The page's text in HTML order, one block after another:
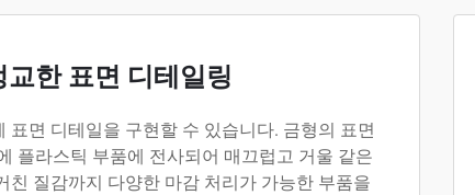
교한 표면 디테일링
표면 디테일을 구현할 수 있습니다. 금형의 표면
플라스틱 부품에 전사되어 매끄럽고 거울 같은
친 질감까지 다양한 마감 처리가 가능한 부품을